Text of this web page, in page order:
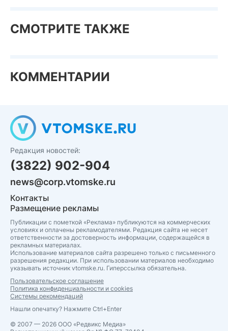
СМОТРИТЕ ТАКЖЕ
КОММЕНТАРИИ
Редакция новостей:
(3822) 902-904
news@corp.vtomske.ru
Контакты
Размещение рекламы
Публикации с пометкой «Реклама» публикуются на коммерческих
условиях и оплачены рекламодателями. Редакция сайта не несет
ответственности за достоверность информации, содержащейся в
рекламных материалах.
Использование материалов сайта разрешено только с письменного
разрешения редакции. При использовании материалов необходимо
указывать источник vtomske.ru. Гиперссылка обязательна.
Пользовательское соглашение
Политика конфиденциальности и cookies
Системы рекомендаций
Нашли опечатку? Нажмите Ctrl+Enter
© 2007 — 2026 ООО «Редвикс Медиа»